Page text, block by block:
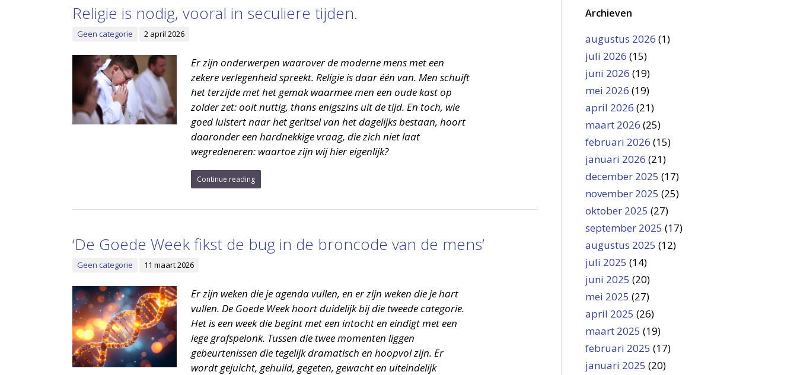
Religie is nodig, vooral in seculiere tijden.
Geen categorie 2 april 2026
Er zijn onderwerpen waarover de moderne mens met een
zekere verlegenheid spreekt. Religie is daar één van. Men schuift
het terzijde met het gemak waarmee men een oude kast op
zolder zet: ooit nuttig, thans enigszins uit de tijd. En toch, wie
goed luistert naar het geritsel van het dagelijks bestaan, hoort
daaronder een hardnekkige vraag, die zich niet laat
wegredeneren: waartoe zijn wij hier eigenlijk?
Continue reading
‘De Goede Week fikst de bug in de broncode van de mens’
Geen categorie 11 maart 2026
Er zijn weken die je agenda vullen, en er zijn weken die je hart
vullen. De Goede Week hoort duidelijk bij die tweede categorie.
Het is een week die begint met een intocht en eindigt met een
lege grafspelonk. Tussen die twee momenten liggen
gebeurtenissen die tegelijk dramatisch en hoopvol zijn. Er
wordt gejuicht, gehuild, gegeten, gewacht en uiteindelijk
Archieven
augustus 2026 (1)
juli 2026 (15)
juni 2026 (19)
mei 2026 (19)
april 2026 (21)
maart 2026 (25)
februari 2026 (15)
januari 2026 (21)
december 2025 (17)
november 2025 (25)
oktober 2025 (27)
september 2025 (17)
augustus 2025 (12)
juli 2025 (14)
juni 2025 (20)
mei 2025 (27)
april 2025 (26)
maart 2025 (19)
februari 2025 (17)
januari 2025 (20)